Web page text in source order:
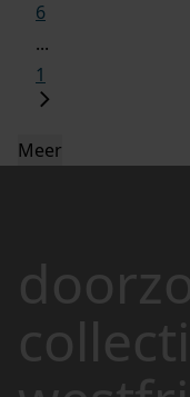
6
...
1
Meer